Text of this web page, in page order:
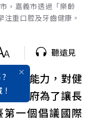
，嘉義市透過「樂齡
重口腔及牙齒健康。
!
聽遠見
語言能力，對健
市政府為了讓長
一個倡議國際